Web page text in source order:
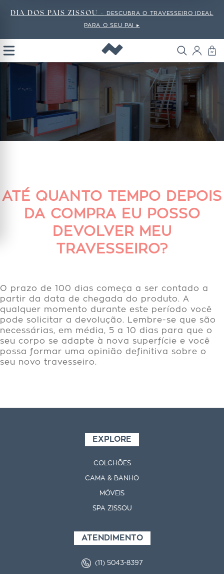
DIA DOS PAIS ZISSOU - DESCUBRA O TRAVESSEIRO IDEAL
PARA O SEU PAI ▸
Open
ATÉ QUANTO TEMPO DEPOIS
DA COMPRA EU POSSO
DEVOLVER MEU
TRAVESSEIRO?
O prazo de 100 dias começa a ser contado a
partir da data de chegada do produto. A
qualquer momento durante este período você
pode solicitar a devolução. Lembre-se que são
necessárias, em média, 5 a 10 dias para que o
seu corpo se adapte à nova superfície e você
possa formar uma opinião definitiva sobre o
seu novo travesseiro.
EXPLORE
COLCHÕES
CAMA & BANHO
MÓVEIS
SPA ZISSOU
ATENDIMENTO
(11) 5043-8397